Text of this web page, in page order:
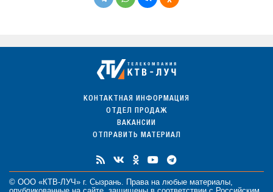
КОНТАКТНАЯ ИНФОРМАЦИЯ
ОТДЕЛ ПРОДАЖ
ВАКАНСИИ
ОТПРАВИТЬ МАТЕРИАЛ
© ООО «КТВ-ЛУЧ» г. Сызрань. Права на любые материалы